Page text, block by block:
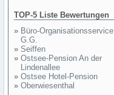
TOP-5 Liste Bewertungen
» Büro-Organisationsservice
G.G.
» Seiffen
» Ostsee-Pension An der
Lindenallee
» Ostsee Hotel-Pension
» Oberwiesenthal